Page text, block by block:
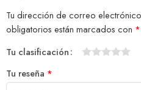
Tu dirección de correo
obligatorios están marcados con *
Tu clasificación
Tu reseña *